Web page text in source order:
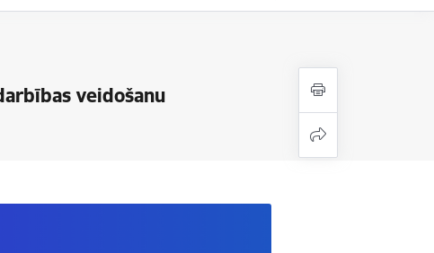
veidošanu